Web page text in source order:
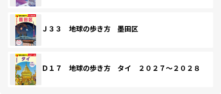
Ｊ３３ 地球の歩き方 墨田区
Ｄ１７ 地球の歩き方 タイ ２０２７～２０２８